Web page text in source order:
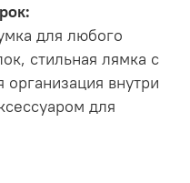
для любого
стильная лямка с
внутри
для